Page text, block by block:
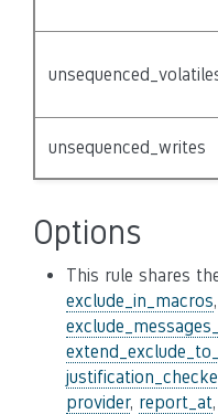
unsequenced_writes
Options
This rule shares
exclude_in_macros,
provider, report_at,